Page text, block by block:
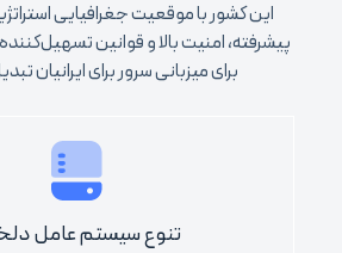
این کشور با موقعیت جغرافیایی
پیشرفته، امنیت بالا و قوانین
برای میزبانی سرور برای ایرانیان
تنوع سیستم عامل